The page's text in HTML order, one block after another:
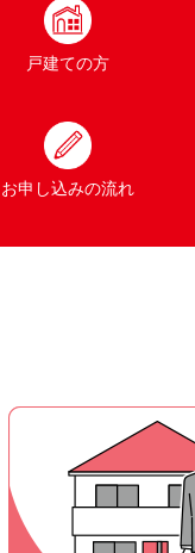
戸建ての方
お申し込みの流れ